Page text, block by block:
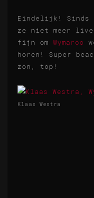
Eindelijk! Sinds
ze niet meer live
fijn om Wymaroo
horen! Super
zon, top!
Klaas Westra